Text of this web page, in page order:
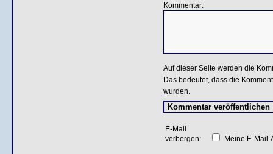
Kommentar:
Auf dieser Seite werden die
Das bedeutet, dass die
wurden.
E-Mail
verbergen:
Meine E-